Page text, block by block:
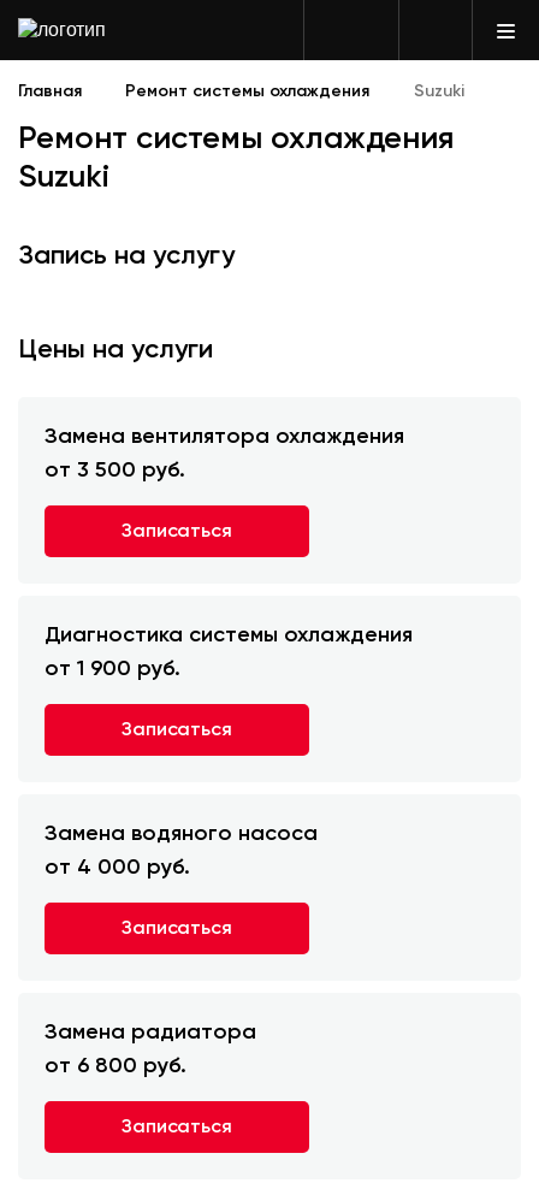
Главная Ремонт системы охлаждения Suzuki
Ремонт системы охлаждения
Suzuki
Запись на услугу
Цены на услуги
Замена вентилятора охлаждения
от 3 500 руб.
Записаться
Диагностика системы охлаждения
от 1 900 руб.
Записаться
Замена водяного насоса
от 4 000 руб.
Записаться
Замена радиатора
от 6 800 руб.
Записаться